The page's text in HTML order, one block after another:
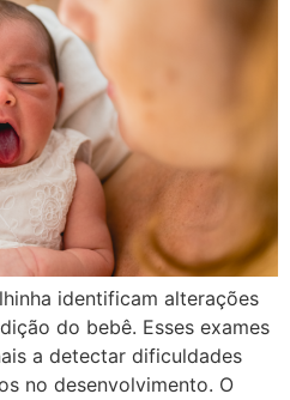
identificam alterações
do bebê. Esses exames
a detectar dificuldades
no desenvolvimento. O